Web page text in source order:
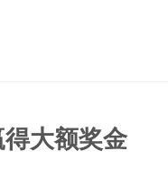
大额奖金